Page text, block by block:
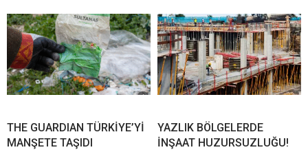
THE GUARDIAN TÜRKİYE’Yİ
MANŞETE TAŞIDI
YAZLIK BÖLGELERDE
İNŞAAT HUZURSUZLUĞU!